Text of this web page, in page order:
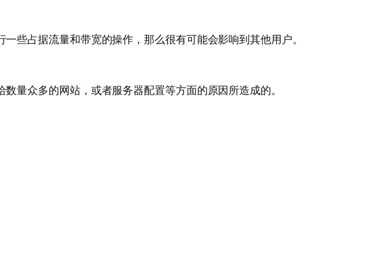
些占据流量和带宽的操作，那么很有可能会影响到其他用户。
量众多的网站，或者服务器配置等方面的原因所造成的。